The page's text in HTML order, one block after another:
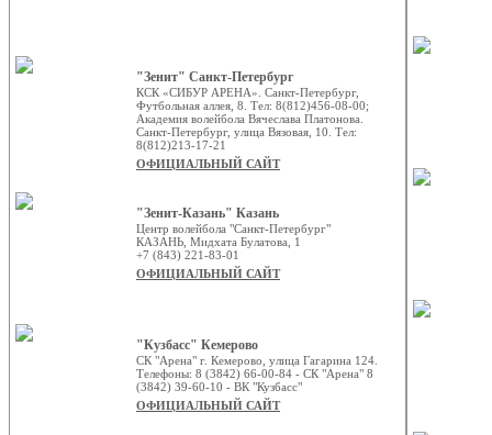
"Зенит" Санкт-Петербург
КСК «СИБУР АРЕНА». Санкт-Петербург,
Футбольная аллея, 8. Тел: 8(812)456-08-00;
Академия волейбола Вячеслава Платонова.
Санкт-Петербург, улица Вязовая, 10. Тел:
8(812)213-17-21
ОФИЦИАЛЬНЫЙ САЙТ
"Зенит-Казань" Казань
Центр волейбола "Санкт-Петербург"
КАЗАНЬ, Мидхата Булатова, 1
+7 (843) 221-83-01
ОФИЦИАЛЬНЫЙ САЙТ
"Кузбасс" Кемерово
СК "Арена" г. Кемерово, улица Гагарина 124.
Телефоны: 8 (3842) 66-00-84 - СК "Арена" 8
(3842) 39-60-10 - ВК "Кузбасс"
ОФИЦИАЛЬНЫЙ САЙТ